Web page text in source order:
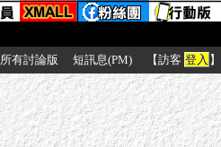
所有討論版 短訊息(PM) 【訪客 登入 】